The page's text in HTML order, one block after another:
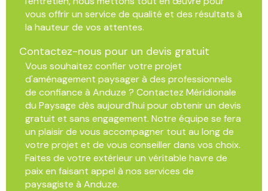
vous offrir un service de qualité et des résultats à
la hauteur de vos attentes.
Contactez-nous pour un devis gratuit
Vous souhaitez confier votre projet
d'aménagement paysager à des professionnels
de confiance à Anduze ? Contactez Méridionale
du Paysage dès aujourd'hui pour obtenir un devis
gratuit et sans engagement. Notre équipe se fera
un plaisir de vous accompagner tout au long de
votre projet et de vous conseiller dans vos choix.
Faites de votre extérieur un véritable havre de
paix en faisant appel à nos services de
paysagiste à Anduze.